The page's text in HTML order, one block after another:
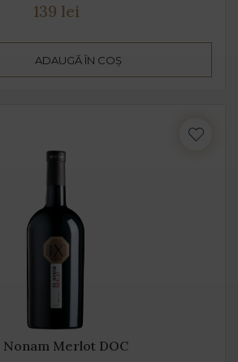
139 lei
ADAUGĂ ÎN COȘ
Nonam Merlot DOC